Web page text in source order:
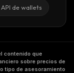
de wallets
contenido que
sobre precios de
tipo de asesoramiento